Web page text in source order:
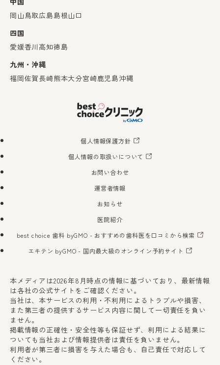
岡山鳥取広島島根山口
四国
愛媛香川 高知徳島
九州・沖縄
福岡佐賀長崎熊本大分宮崎鹿児島沖縄
個人情報保護方針
個人情報の取扱いについて
お問い合わせ
運営者情報
お知らせ
医院紹介
best choice 歯科 byGMO - おすすめの歯科医を口コミから検索
エキテン byGMO - 国内最大級のオンライン予約サイト
本メディアは2026年8月時点の情報に基づいており、最新情報
は各社の公式サイトをご確認ください。
当社は、本サービスの利用・不利用によるトラブルや損害、
また第三者の提供するサービス内容に関して一切責任を負い
ません。
掲載情報の正確性・安全性等も保証せず、利用による結果に
ついても当社および情報提供者は責任を負いません。
利用者が第三者に損害を与えた場合も、自己責任で対応して
ください。